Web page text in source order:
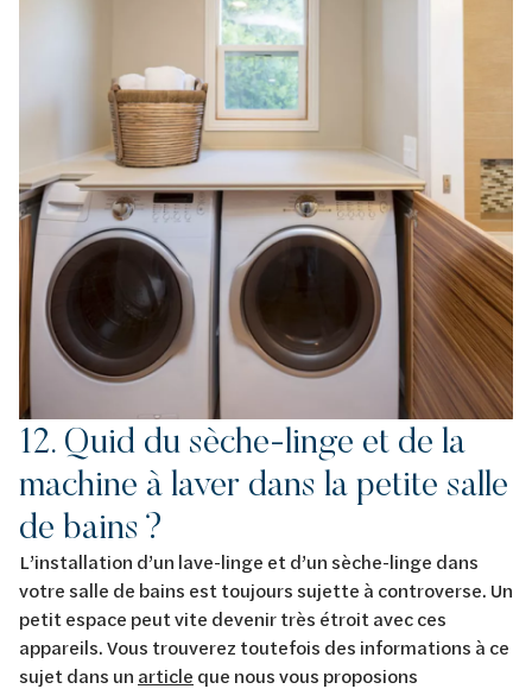
12. Quid du sèche-linge et de la
machine à laver dans la petite salle
de bains ?
L’installation d’un lave-linge et d’un sèche-linge dans
votre salle de bains est toujours sujette à controverse. Un
petit espace peut vite devenir très étroit avec ces
appareils. Vous trouverez toutefois des informations à ce
sujet dans un article que nous vous proposions